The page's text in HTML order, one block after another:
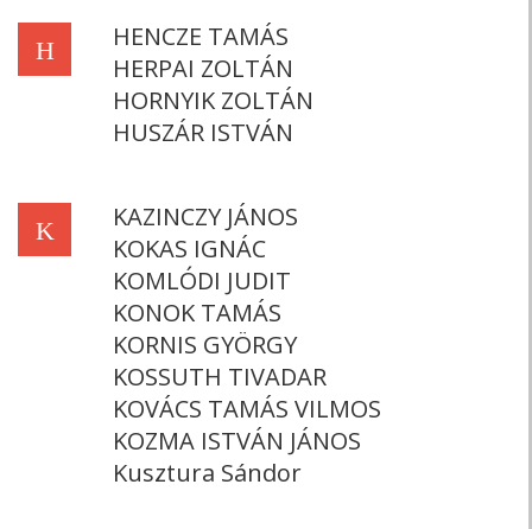
H
HENCZE TAMÁS
HERPAI ZOLTÁN
HORNYIK ZOLTÁN
HUSZÁR ISTVÁN
K
KAZINCZY JÁNOS
KOKAS IGNÁC
KOMLÓDI JUDIT
KONOK TAMÁS
KORNIS GYÖRGY
KOSSUTH TIVADAR
KOVÁCS TAMÁS VILMOS
KOZMA ISTVÁN JÁNOS
Kusztura Sándor